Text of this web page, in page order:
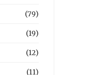
(79)
(19)
(12)
(11)